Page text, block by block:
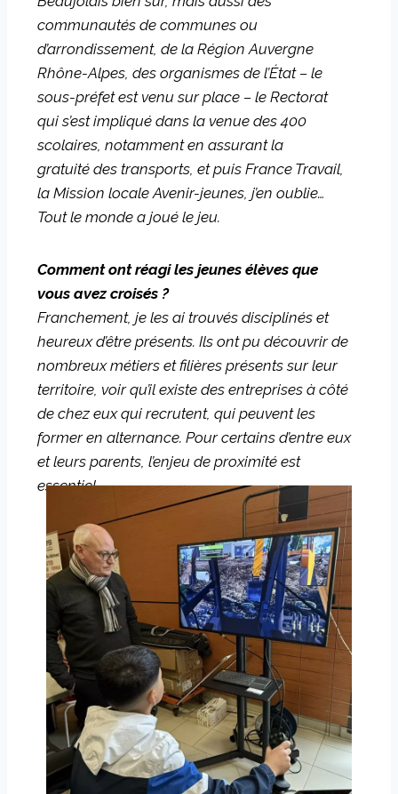
communautés de communes ou
d’arrondissement, de la Région Auvergne
Rhône-Alpes, des organismes de l’État – le
sous-préfet est venu sur place – le Rectorat
qui s’est impliqué dans la venue des 400
scolaires, notamment en assurant la
gratuité des transports, et puis France Travail,
la Mission locale Avenir-jeunes, j’en oublie…
Tout le monde a joué le jeu.
Comment ont réagi les jeunes élèves que
vous avez croisés ?
Franchement, je les ai trouvés disciplinés et
heureux d’être présents. Ils ont pu découvrir de
nombreux métiers et filières présents sur leur
territoire, voir qu’il existe des entreprises à côté
de chez eux qui recrutent, qui peuvent les
former en alternance. Pour certains d’entre eux
et leurs parents, l’enjeu de proximité est
essentiel.